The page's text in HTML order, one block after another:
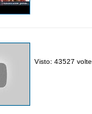
Visto: 43527 volte